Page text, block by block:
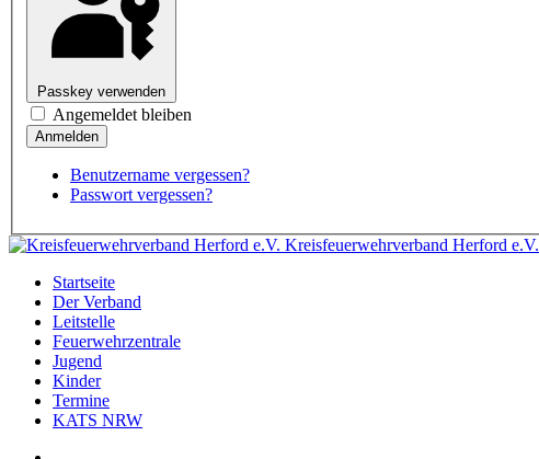
Passkey verwenden
Angemeldet bleiben
Benutzername vergessen?
Passwort vergessen?
Kreisfeuerwehrverband Herford e.V.
Startseite
Der Verband
Leitstelle
Feuerwehrzentrale
Jugend
Kinder
Termine
KATS NRW